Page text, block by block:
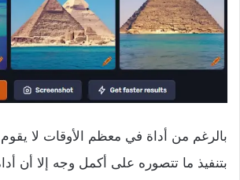
بالرغم من أداة في معظم الأوقات لا